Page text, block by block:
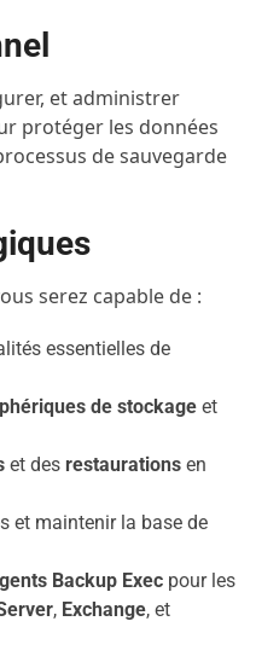
et administrer
protéger les données
de sauvegarde
serez capable de :
essentielles de
de stockage et
et desrestaurations en
et maintenir la base de
Backup Exec pour les
, Exchange, et